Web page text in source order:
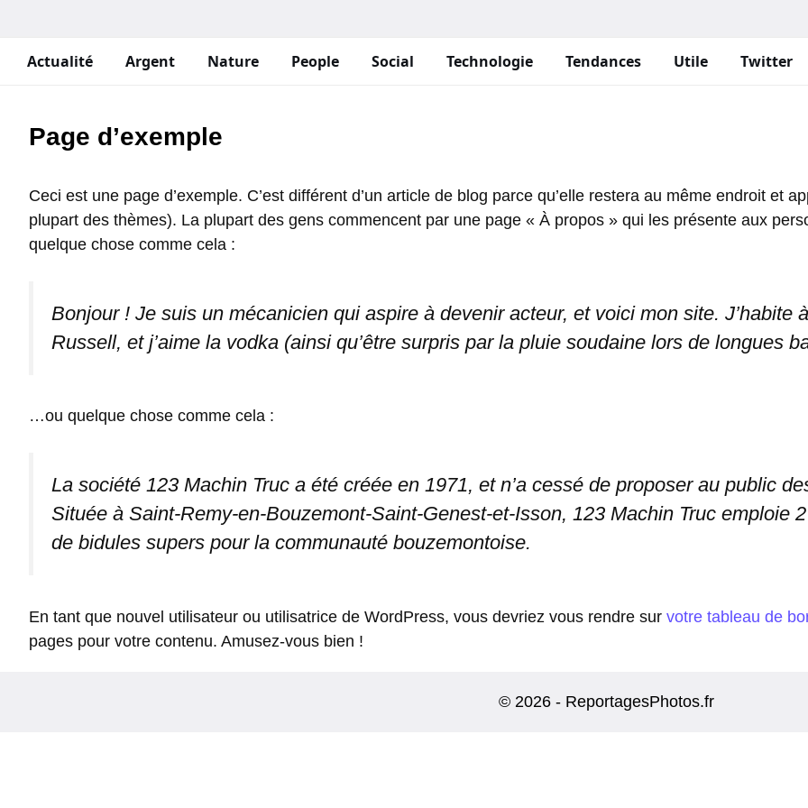
contenuActualité Argent Nature People Social Technologie Tendances Utile Twitter
Page d’exemple
Ceci est une page d’exemple. C’est différent d’un article de blog parce qu’elle restera au même endroit et
plupart des thèmes). La plupart des gens commencent par une page « À propos » qui les présente aux
quelque chose comme cela :
Bonjour ! Je suis un mécanicien qui aspire à devenir acteur, et voici mon site. J’habite
Russell, et j’aime la vodka (ainsi qu’être surpris par la pluie soudaine lors de longues
…ou quelque chose comme cela :
La société 123 Machin Truc a été créée en 1971, et n’a cessé de proposer au public
Située à Saint-Remy-en-Bouzemont-Saint-Genest-et-Isson, 123 Machin Truc emploie
de bidules supers pour la communauté bouzemontoise.
En tant que nouvel utilisateur ou utilisatrice de WordPress, vous devriez vous rendre sur votre tableau de
pages pour votre contenu. Amusez-vous bien !
© 2026 - ReportagesPhotos.fr